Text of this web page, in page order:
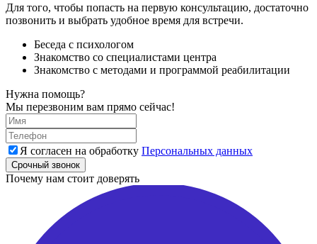
Для того, чтобы попасть на первую консультацию, достаточно
позвонить и выбрать удобное время для встречи.
Беседа с психологом
Знакомство со специалистами центра
Знакомство с методами и программой реабилитации
Нужна помощь?
Мы перезвоним вам прямо сейчас!
Я согласен на обработку Персональных данных
Срочный звонок
Почему нам стоит доверять